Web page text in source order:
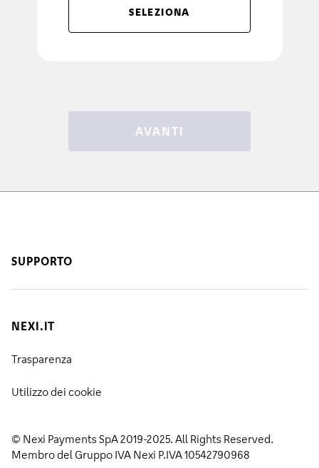
SELEZIONA
AVANTI
SUPPORTO
NEXI.IT
Trasparenza
Utilizzo dei cookie
© Nexi Payments SpA 2019-2025. All Rights Reserved.
Membro del Gruppo IVA Nexi P.IVA 10542790968